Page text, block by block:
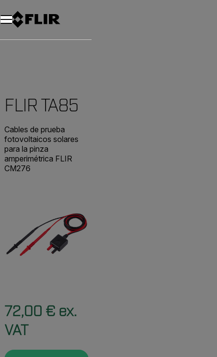
Unread messages
Modelo
Eliminar
artículos
artículo
Añadir al carro
Añadido al carro
FLIR TA85
Cables de prueba
fotovoltaicos solares
para la pinza
amperimétrica FLIR
CM276
72,00 € ex.
VAT